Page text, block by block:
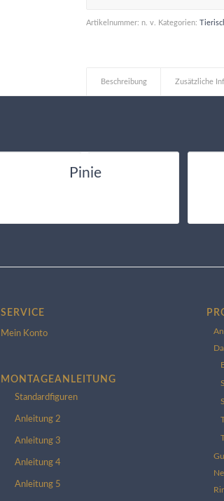
Artikelnummer: n. v. Kategorien:
Beschreibung Zusätzliche
Pinie
SERVICE
Mein Konto
MONTAGEANLEITUNG
Standardfiguren
Anleitung 2
Anleitung 3
Anleitung 4
Anleitung 5